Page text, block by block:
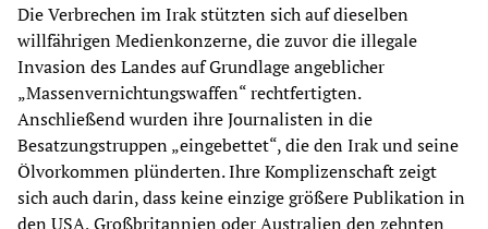
Die Verbrechen im Irak stützten sich auf dieselben
willfährigen Medienkonzerne, die zuvor die illegale
Invasion des Landes auf Grundlage angeblicher
„Massenvernichtungswaffen“ rechtfertigten.
Anschließend wurden ihre Journalisten in die
Besatzungstruppen „eingebettet“, die den Irak und seine
Ölvorkommen plünderten. Ihre Komplizenschaft zeigt
sich auch darin, dass keine einzige größere Publikation in
den USA, Großbritannien oder Australien den zehnten